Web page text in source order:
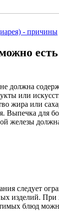
- причины
должна
или
жира или
Выпечка для
железы
следует
изделий. При
блюд